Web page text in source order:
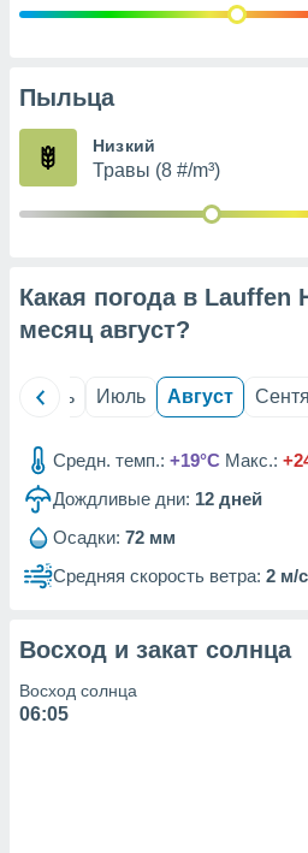
данных
рекламы
сведения
наших 1199
Пыльца
Низкий
Травы (8 #/m³)
Какая погода в Lauffen
месяц август?
Июнь Июль Август
Средн. темп.: +19°C Макс.:
Дождливые дни: 12 дней
Осадки: 72 мм
Средняя скорость ветра: 2 м/с
Восход и закат солнца
Восход солнца
06:05